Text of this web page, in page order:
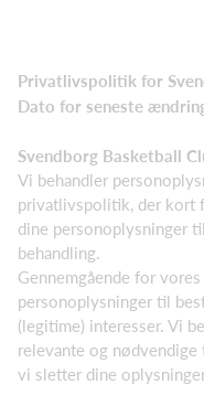
Privatlivspolitik for
Dato for seneste
Svendborg Basketball
Vi behandler
privatlivspolitik, der kort
dine personoplysninger
behandling.
Gennemgående for
personoplysninger til
(legitime) interesser. Vi
relevante og
vi sletter dine